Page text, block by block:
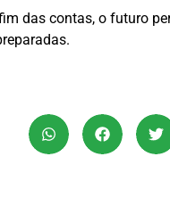
das contas, o futuro